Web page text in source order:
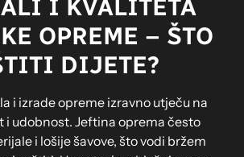
I KVALITETA
OPREME – ŠTO
DIJETE?
i izrade opreme izravno utječu na
i udobnost. Jeftina oprema često
i lošije šavove, što vodi bržem